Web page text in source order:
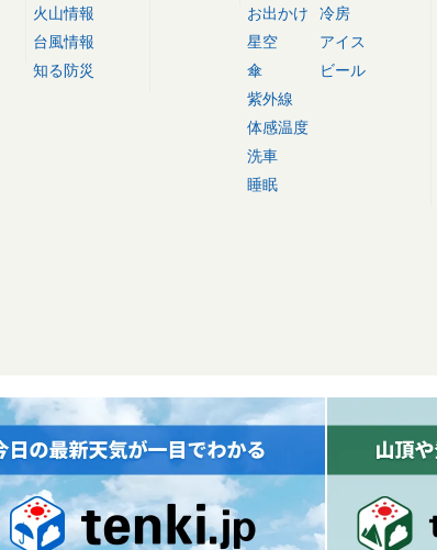
火山情報
台風情報
知る防災
お出かけ
星空
傘
紫外線
体感温度
洗車
睡眠
冷房
アイス
ビール